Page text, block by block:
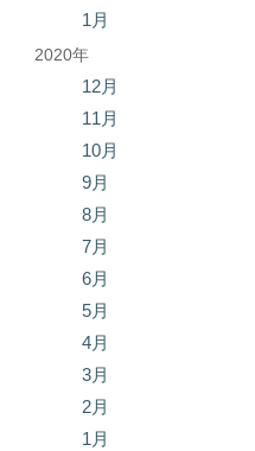
1月
2020年
12月
11月
10月
9月
8月
7月
6月
5月
4月
3月
2月
1月